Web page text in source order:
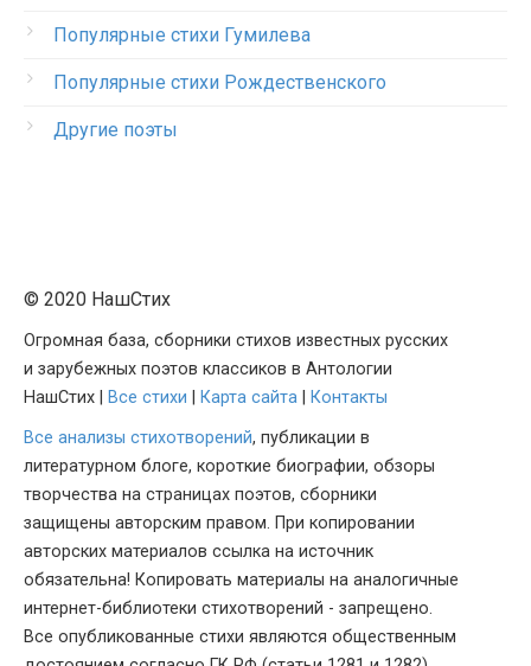
Популярные стихи Гумилева
Популярные стихи Рождественского
Другие поэты
© 2020 НашСтих
Огромная база, сборники стихов известных русских
и зарубежных поэтов классиков в Антологии
НашСтих |
Все стихи Карта сайта
Контакты
Все анализы стихотворений, публикации в
литературном блоге, короткие биографии, обзоры
творчества на страницах поэтов, сборники
защищены авторским правом. При копировании
авторских материалов ссылка на источник
обязательна! Копировать материалы на аналогичные
интернет-библиотеки стихотворений - запрещено.
Все опубликованные стихи являются общественным